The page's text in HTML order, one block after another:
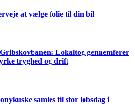
at vælge folie til din bil
Lokaltog gennemfører
tryghed og drift
samles til stor løbsdag i